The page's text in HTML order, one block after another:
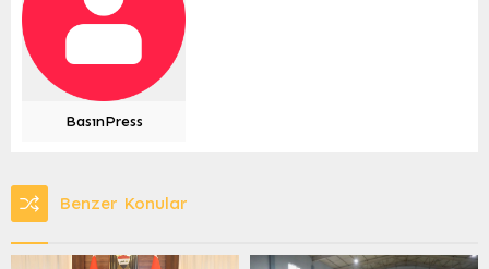
BasınPress
Benzer Konular